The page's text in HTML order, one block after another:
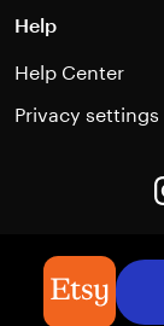
Help
Help Center
Privacy settings